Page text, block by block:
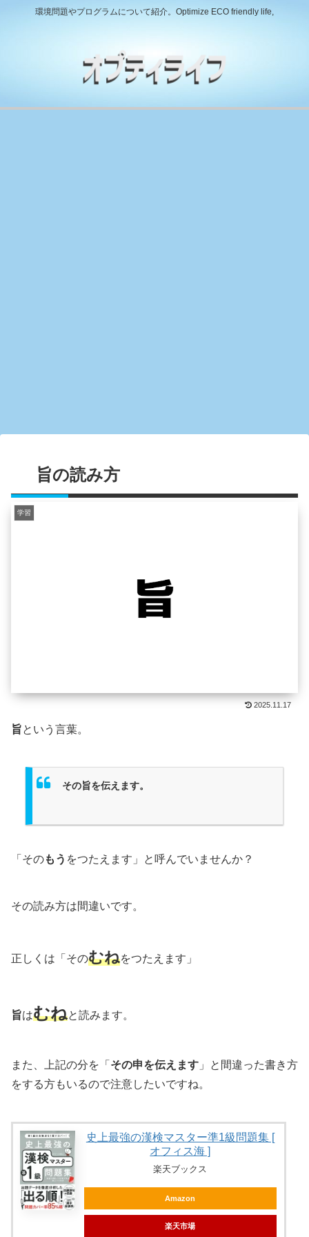
環境問題やプログラムについて紹介。Optimize ECO friendly life,
旨の読み方
学習
2025.11.17
旨という言葉。
その旨を伝えます。
「そのもう をつたえます」と呼んでいませんか？
その読み方は間違いです。
正しくは「そのむねをつたえます」
旨はむねと読みます。
また、上記の分を「 その申を伝えます 」と間違った書き方
をする方もいるので注意したいですね。
史上最強の漢検マスター準1級問題集 [
オフィス海 ]
楽天ブックス
Amazon
楽天市場